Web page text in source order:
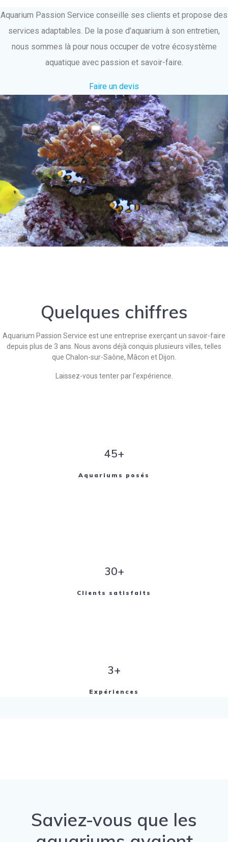
Aquarium Passion Service conseille ses clients et propose des
services adaptables. De la pose d’aquarium à son entretien,
nous sommes là pour nous occuper de votre écosystème
aquatique avec passion et savoir-faire.
Faire un devis
Quelques chiffres
Aquarium Passion Service est une entreprise exerçant un savoir-faire
depuis plus de 3 ans. Nous avons déjà conquis plusieurs villes, telles
que Chalon-sur-Saône, Mâcon et Dijon.
Laissez-vous tenter par l’expérience.
45+
Aquariums posés
30+
Clients satisfaits
3+
Expériences
Saviez-vous que les